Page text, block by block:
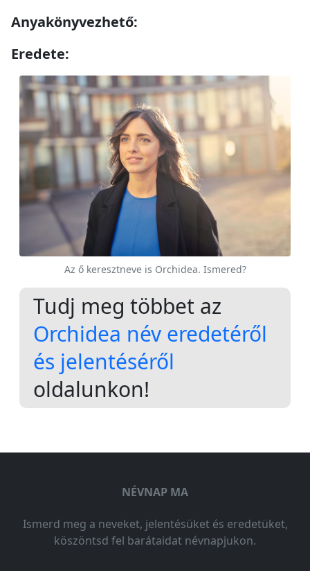
Anyakönyvezhető:
Eredete:
Az ő keresztneve is Orchidea. Ismered?
Tudj meg többet az
Orchidea név eredetéről
és jelentéséről
oldalunkon!
NÉVNAP MA
Ismerd meg a neveket, jelentésüket és eredetüket,
köszöntsd fel barátaidat névnapjukon.